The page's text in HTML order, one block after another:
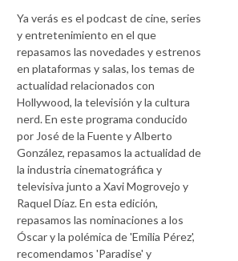
Ya verás es el podcast de cine, series
y entretenimiento en el que
repasamos las novedades y estrenos
en plataformas y salas, los temas de
actualidad relacionados con
Hollywood, la televisión y la cultura
nerd. En este programa conducido
por José de la Fuente y Alberto
González, repasamos la actualidad de
la industria cinematográfica y
televisiva junto a Xavi Mogrovejo y
Raquel Díaz. En esta edición,
repasamos las nominaciones a los
Óscar y la polémica de 'Emilia Pérez',
recomendamos 'Paradise' y